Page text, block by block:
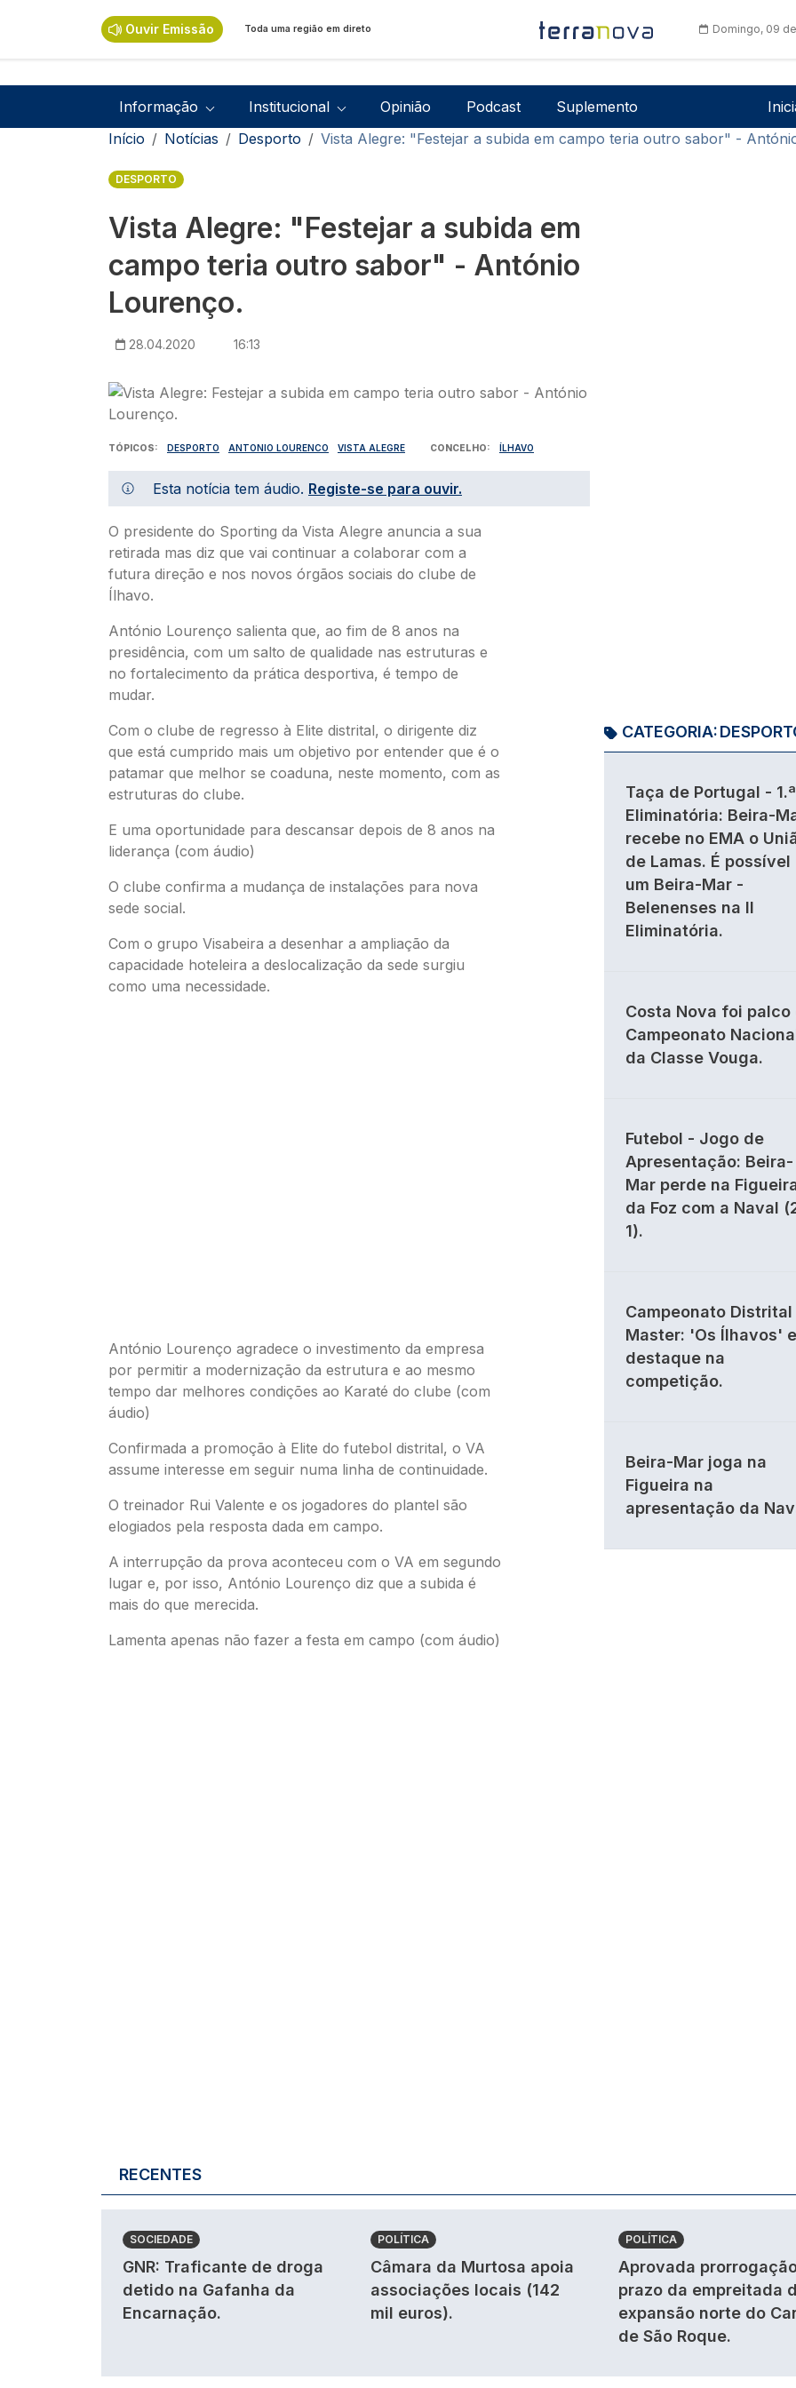
Ouvir Emissão Toda uma região em direto Domingo, 09
Navegação principal
Informação Institucional Opinião Podcast Suplemento
Navegação estrutural
Início Notícias Desporto Vista Alegre: "Festejar a subida em campo teria outro sabor" -
DESPORTO
Vista Alegre: "Festejar a subida em
campo teria outro sabor" - António
Lourenço.
28.04.2020 16:13
Imagem
TÓPICOS DESPORTO ANTONIO LOURENCO VISTA ALEGRE CONCELHO ÍLHAVO
Esta notícia tem áudio. Registe-se para ouvir.
O presidente do Sporting da Vista Alegre anuncia a sua
retirada mas diz que vai continuar a colaborar com a
futura direção e nos novos órgãos sociais do clube de
Ílhavo.
António Lourenço salienta que, ao fim de 8 anos na
presidência, com um salto de qualidade nas estruturas e
no fortalecimento da prática desportiva, é tempo de
mudar.
Com o clube de regresso à Elite distrital, o dirigente diz
que está cumprido mais um objetivo por entender que é o
patamar que melhor se coaduna, neste momento, com as
estruturas do clube.
E uma oportunidade para descansar depois de 8 anos na
liderança (com áudio)
O clube confirma a mudança de instalações para nova
sede social.
Com o grupo Visabeira a desenhar a ampliação da
capacidade hoteleira a deslocalização da sede surgiu
como uma necessidade.
António Lourenço agradece o investimento da empresa
por permitir a modernização da estrutura e ao mesmo
tempo dar melhores condições ao Karaté do clube (com
áudio)
Confirmada a promoção à Elite do futebol distrital, o VA
assume interesse em seguir numa linha de continuidade.
O treinador Rui Valente e os jogadores do plantel são
elogiados pela resposta dada em campo.
A interrupção da prova aconteceu com o VA em segundo
lugar e, por isso, António Lourenço diz que a subida é
mais do que merecida.
Lamenta apenas não fazer a festa em campo (com áudio)
CATEGORIA:
Taça de Portugal - 1.ª
Eliminatória: Beira-
recebe no EMA o
de Lamas. É possível
um Beira-Mar -
Belenenses na II
Eliminatória.
Costa Nova foi palco
Campeonato
da Classe Vouga.
Futebol - Jogo de
Apresentação: Beira-
Mar perde na
da Foz com a Naval
1).
Campeonato Distrital
Master: 'Os Ílhavos'
destaque na
competição.
Beira-Mar joga na
Figueira na
apresentação da
RECENTES
SOCIEDADE
GNR: Traficante de droga
detido na Gafanha da
Encarnação.
POLÍTICA
Câmara da Murtosa apoia
associações locais (142
mil euros).
POLÍTICA
Aprovada
prazo da empreitada
expansão norte do
de São Roque.